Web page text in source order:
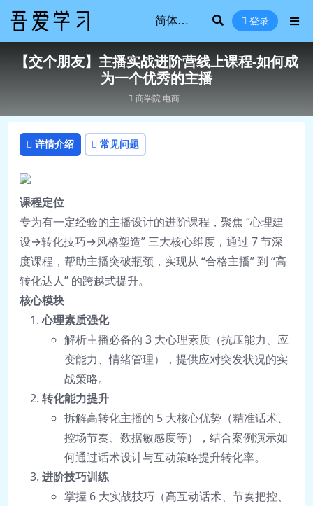
登录
【交个朋友】主播实战进阶营线上课程-如何成
为一个优秀的主播
商学院 电商
详情介绍 常见问题
课程定位
专为有一定经验的主播设计的进阶课程，聚焦 “心理建
设→转化技巧→风格塑造” 三大核心维度，通过 7 节深
度课程，帮助主播突破瓶颈，实现从 “合格主播” 到 “高
转化达人” 的跨越式提升。
核心模块
心理素质强化
解析主播必备的 3 大心理素质（抗压能力、应
变能力、情绪管理），提供应对突发状况的实
战策略。
转化能力提升
拆解高转化主播的 5 大核心优势（精准话术、
控场节奏、数据敏感度等），结合案例演示如
何通过话术设计与互动策略提升转化率。
进阶技巧训练
掌握 6 大实战技巧（高互动话术、节奏把控、